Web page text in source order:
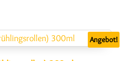
Angebot!